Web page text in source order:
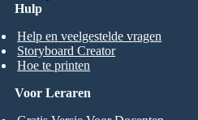
Hulp
Help en veelgestelde vragen
Storyboard Creator
Hoe te printen
Voor Leraren